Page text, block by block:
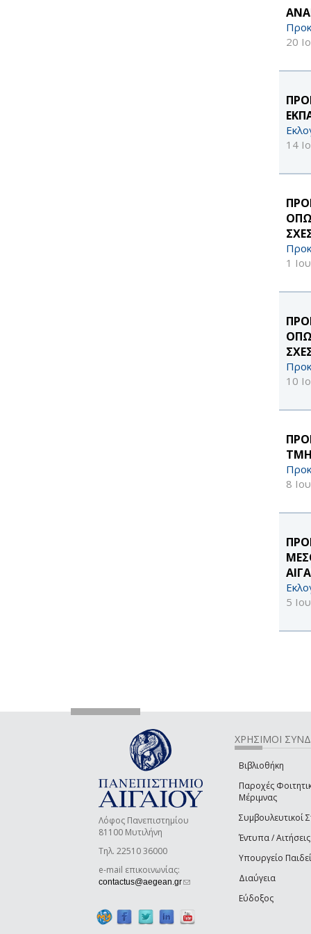
20
14
1
10
8
5
Λόφος Πανεπιστημίου
81100 Μυτιλήνη
Τηλ. 22510 36000
e-mail επικοινωνίας:
contactus@aegean.gr(link sends e-mail)
ΧΡΗΣΙΜΟΙ
Βιβλιοθήκη
Παροχές
Μέριμνας
Συμβουλευτικοί
Έντυπα / Αιτήσεις
Υπουργείο
Διαύγεια
Εύδοξος